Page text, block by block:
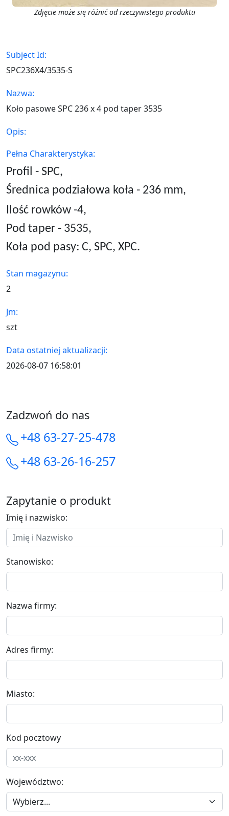
Zdjęcie może się różnić od rzeczywistego produktu
Subject Id:
SPC236X4/3535-S
Nazwa:
Koło pasowe SPC 236 x 4 pod taper 3535
Opis:
Pełna Charakterystyka:
Profil - SPC,
Średnica podziałowa koła - 236 mm,
Ilość rowków -4,
Pod taper - 3535,
Koła pod pasy: C, SPC, XPC.
Stan magazynu:
2
Jm:
szt
Data ostatniej aktualizacji:
2026-08-07 16:58:01
Zadzwoń do nas
+48 63-27-25-478
+48 63-26-16-257
Zapytanie o produkt
Imię i nazwisko:
Stanowisko:
Nazwa firmy:
Adres firmy:
Miasto:
Kod pocztowy
Województwo: